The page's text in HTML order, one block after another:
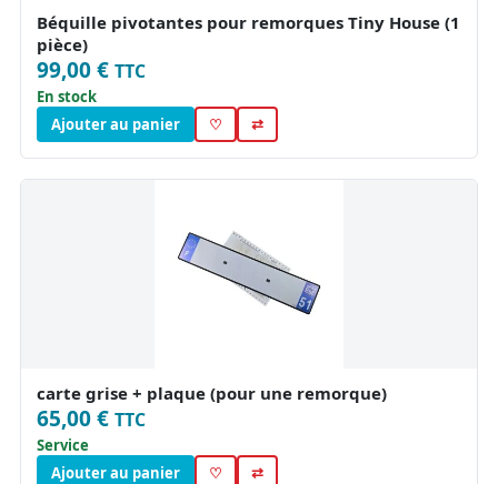
Béquille pivotantes pour remorques Tiny House (1
pièce)
99,00 € TTC
En stock
Ajouter au panier
♡ ⇄
carte grise + plaque (pour une remorque)
65,00 € TTC
Service
Ajouter au panier
♡ ⇄